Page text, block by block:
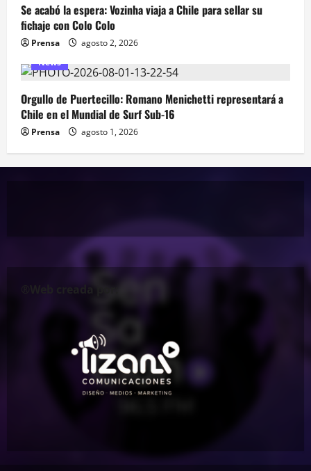
Se acabó la espera: Vozinha viaja a Chile para sellar su
fichaje con Colo Colo
Prensa
agosto 2, 2026
News
Orgullo de Puertecillo: Romano Menichetti representará a
Chile en el Mundial de Surf Sub-16
Prensa agosto 1, 2026
®Web creada por: